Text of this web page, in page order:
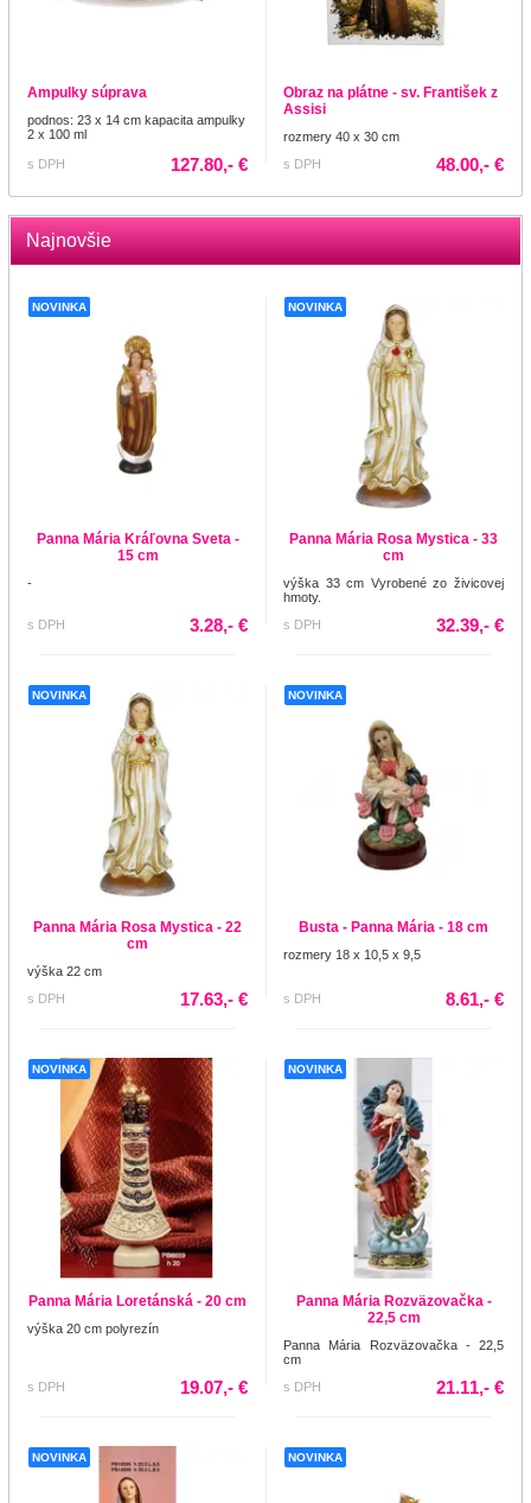
Ampulky súprava
podnos: 23 x 14 cm kapacita ampulky
2 x 100 ml
s DPH 127.80,- €
Obraz na plátne - sv. František z
Assisi
rozmery 40 x 30 cm
s DPH
48.00,- €
Najnovšie
NOVINKA
Panna Mária Kráľovna Sveta -
15 cm
-
s DPH 3.28,- €
NOVINKA
Panna Mária Rosa Mystica - 33
cm
výška 33 cm Vyrobené zo živicovej
hmoty.
s DPH
32.39,- €
NOVINKA
Panna Mária Rosa Mystica - 22
cm
výška 22 cm
s DPH
17.63,- €
NOVINKA
Busta - Panna Mária - 18 cm
rozmery 18 x 10,5 x 9,5
s DPH 8.61,- €
NOVINKA
Panna Mária Loretánská - 20 cm
výška 20 cm polyrezín
s DPH 19.07,- €
NOVINKA
Panna Mária Rozväzovačka -
22,5 cm
Panna Mária Rozväzovačka - 22,5
cm
s DPH
21.11,- €
NOVINKA NOVINKA